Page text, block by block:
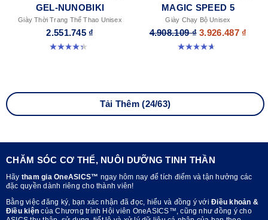
GEL-NUNOBIKI
Giày Thời Trang Thể Thao Unisex
2.551.745 ₫
4.4 trong số 5 sao. 45 đánh giá
MAGIC SPEED 5
Giày Chạy Bộ Unisex
4.908.109 ₫ 3.926.487 ₫
4.7 trong số 5 sao. 328 đánh giá
Tải Thêm (24/63)
CHĂM SÓC CƠ THỂ, NUÔI DƯỠNG TINH THẦN
Hãy tham gia OneASICS™ ngay hôm nay để tích điểm và tận hưởng các
đặc quyền dành riêng cho thành viên!
Bằng việc đăng ký, bạn xác nhận đã đọc, hiểu và đồng ý với Điều khoản &
Điều kiện của Chương trình Hội viên OneASICS™, cũng như đồng ý cho